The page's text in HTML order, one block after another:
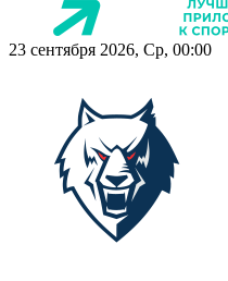
23 сентября 2026, Ср, 00:00